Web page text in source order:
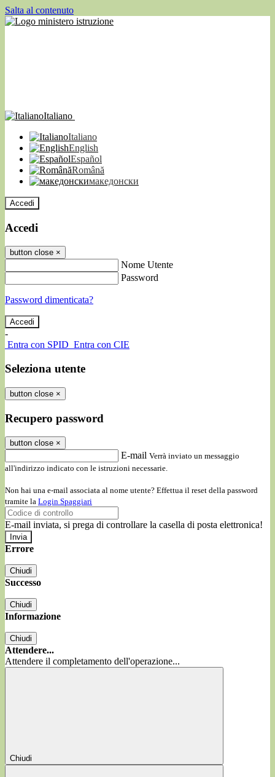
Salta al contenuto
Italiano
Italiano
English
Español
Română
македонски
Accedi
Accedi
button close ×
Nome Utente
Password
Password dimenticata?
-
Entra con SPID Entra con CIE
Seleziona utente
button close ×
Recupero password
button close ×
E-mail Verrà inviato un messaggio
all'indirizzo indicato con le istruzioni necessarie.
Non hai una e-mail associata al nome utente? Effettua il reset della password
tramite la Login Spaggiari
E-mail inviata, si prega di controllare la casella di posta elettronica!
Errore
Chiudi
Successo
Chiudi
Informazione
Chiudi
Attendere...
Attendere il completamento dell'operazione...
Chiudi